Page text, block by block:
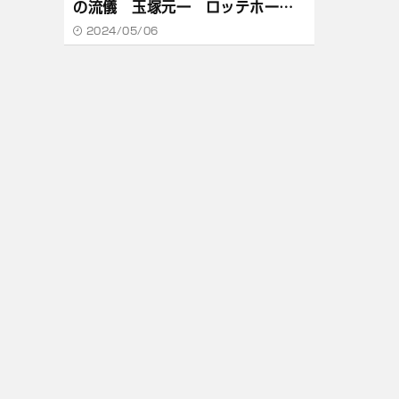
の流儀 玉塚元一 ロッテホール
ディングス
2024/05/06